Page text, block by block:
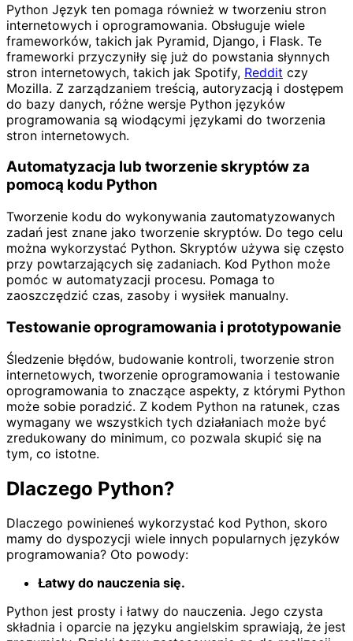
Python Język ten pomaga również w tworzeniu stron
internetowych i oprogramowania. Obsługuje wiele
frameworków, takich jak Pyramid, Django, i Flask. Te
frameworki przyczyniły się już do powstania słynnych
stron internetowych, takich jak Spotify, Reddit czy
Mozilla. Z zarządzaniem treścią, autoryzacją i dostępem
do bazy danych, różne wersje Python języków
programowania są wiodącymi językami do tworzenia
stron internetowych.
Automatyzacja lub tworzenie skryptów za
pomocą kodu Python
Tworzenie kodu do wykonywania zautomatyzowanych
zadań jest znane jako tworzenie skryptów. Do tego celu
można wykorzystać Python. Skryptów używa się często
przy powtarzających się zadaniach. Kod Python może
pomóc w automatyzacji procesu. Pomaga to
zaoszczędzić czas, zasoby i wysiłek manualny.
Testowanie oprogramowania i prototypowanie
Śledzenie błędów, budowanie kontroli, tworzenie stron
internetowych, tworzenie oprogramowania i testowanie
oprogramowania to znaczące aspekty, z którymi Python
może sobie poradzić. Z kodem Python na ratunek, czas
wymagany we wszystkich tych działaniach może być
zredukowany do minimum, co pozwala skupić się na
tym, co istotne.
Dlaczego Python?
Dlaczego powinieneś wykorzystać kod Python, skoro
mamy do dyspozycji wiele innych popularnych języków
programowania? Oto powody:
Łatwy do nauczenia się.
Python jest prosty i łatwy do nauczenia. Jego czysta
składnia i oparcie na języku angielskim sprawiają, że jest